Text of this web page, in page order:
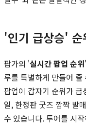
'인기 급상승'
팝가의 '실시간 팝업 순위
루를 특별하게 만들어
팝업이 갑자기 순위가
일, 한정판 굿즈 깜짝 발
수 있습니다. 투어를 시